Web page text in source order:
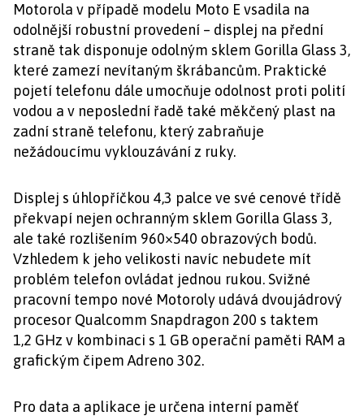
Motorola v případě modelu Moto E vsadila na
odolnější robustní provedení – displej na přední
straně tak disponuje odolným sklem Gorilla Glass 3,
které zamezí nevítaným škrábancům. Praktické
pojetí telefonu dále umocňuje odolnost proti polití
vodou a v neposlední řadě také měkčený plast na
zadní straně telefonu, který zabraňuje
nežádoucímu vyklouzávání z ruky.
Displej s úhlopříčkou 4,3 palce ve své cenové třídě
překvapí nejen ochranným sklem Gorilla Glass 3,
ale také rozlišením 960×540 obrazových bodů.
Vzhledem k jeho velikosti navíc nebudete mít
problém telefon ovládat jednou rukou. Svižné
pracovní tempo nové Motoroly udává dvoujádrový
procesor Qualcomm Snapdragon 200 s taktem
1,2 GHz v kombinaci s 1 GB operační paměti RAM a
grafickým čipem Adreno 302.
Pro data a aplikace je určena interní paměť